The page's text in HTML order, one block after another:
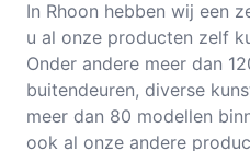
In Rhoon hebben wij een
u al onze producten zelf
Onder andere meer dan
buitendeuren, diverse
meer dan 80 modellen
ook al onze andere